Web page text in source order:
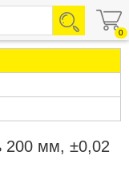
0
200 мм, ±0,02